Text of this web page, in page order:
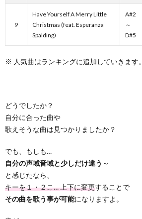
9
Have Yourself A Merry Little
Christmas (feat. Esperanza
Spalding)
A#2
～
D#5
※ 人気曲はランキングに追加していきます。
どうでしたか？
自分に合った曲や
歌えそうな曲は見つかりましたか？
でも、もしも…
自分の声域音域と少しだけ違う ～
と感じたなら、
キーを１・２こ… 上下に変更することで
その曲を歌う事が可能になりますよ。